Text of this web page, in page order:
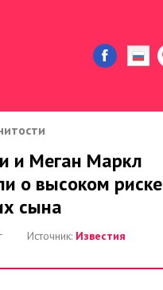
и Меган Маркл
о высоком риске
сына
Источник: Известия